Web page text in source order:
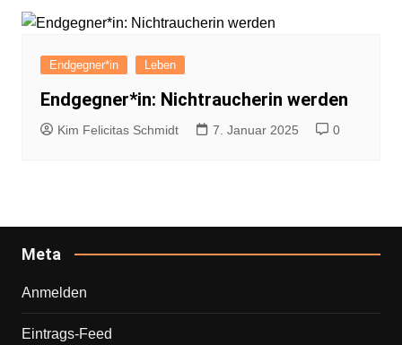
Endgegner*in Leben
Endgegner*in: Nichtraucherin werden
Kim Felicitas Schmidt 7. Januar 2025 0
Meta
Anmelden
Eintrags-Feed